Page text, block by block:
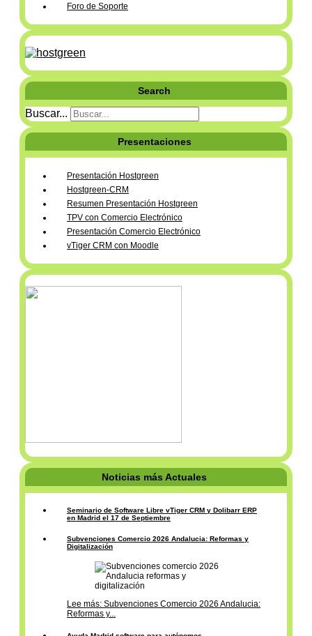
Foro de Soporte
Search
Buscar...
Presentaciones
Presentación Hostgreen
Hostgreen-CRM
Resumen Presentación Hostgreen
TPV con Comercio Electrónico
Presentación Comercio Electrónico
vTiger CRM con Moodle
Noticias más Actuales
Seminario de Software Libre vTiger CRM y Dolibarr ERP
en Madrid el 17 de Septiembre
Subvenciones Comercio 2026 Andalucia: Reformas y
Digitalización
Lee más: Subvenciones Comercio 2026 Andalucia:
Reformas y...